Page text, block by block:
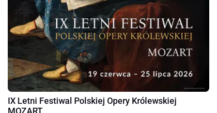
IX Letni Festiwal Polskiej Opery Królewskiej